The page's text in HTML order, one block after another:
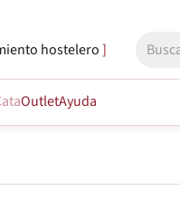
hostelero
OutletAyuda